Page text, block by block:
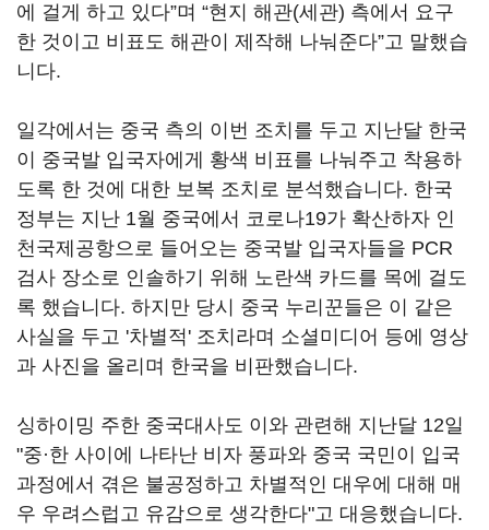
에 걸게 하고 있다”며 “현지 해관(세관) 측에서 요구
한 것이고 비표도 해관이 제작해 나눠준다”고 말했습
니다.
일각에서는 중국 측의 이번 조치를 두고 지난달 한국
이 중국발 입국자에게 황색 비표를 나눠주고 착용하
도록 한 것에 대한 보복 조치로 분석했습니다. 한국
정부는 지난 1월 중국에서 코로나19가 확산하자 인
천국제공항으로 들어오는 중국발 입국자들을 PCR
검사 장소로 인솔하기 위해 노란색 카드를 목에 걸도
록 했습니다. 하지만 당시 중국 누리꾼들은 이 같은
사실을 두고 '차별적' 조치라며 소셜미디어 등에 영상
과 사진을 올리며 한국을 비판했습니다.
싱하이밍 주한 중국대사도 이와 관련해 지난달 12일
"중·한 사이에 나타난 비자 풍파와 중국 국민이 입국
과정에서 겪은 불공정하고 차별적인 대우에 대해 매
우 우려스럽고 유감으로 생각한다"고 대응했습니다.